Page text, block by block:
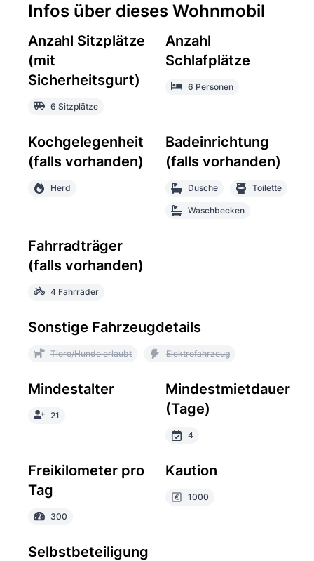
Infos über dieses Wohnmobil
Anzahl Sitzplätze
(mit
Sicherheitsgurt)
6 Sitzplätze
Anzahl
Schlafplätze
6 Personen
Kochgelegenheit
(falls vorhanden)
Herd
Badeinrichtung
(falls vorhanden)
Dusche Toilette
Waschbecken
Fahrradträger
(falls vorhanden)
4 Fahrräder
Sonstige Fahrzeugdetails
Tiere/Hunde erlaubt Elektrofahrzeug
Mindestalter
21
Mindestmietdauer
(Tage)
4
Freikilometer pro
Tag
300
Kaution
1000
Selbstbeteiligung